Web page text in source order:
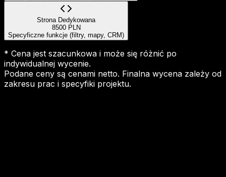
Strona Dedykowana
8500 PLN
Specyficzne funkcje (filtry, mapy, CRM)
* Cena jest szacunkowa i może się różnić po
indywidualnej wycenie.
Podane ceny są cenami netto. Finalna wycena zależy od
zakresu prac i specyfiki projektu.